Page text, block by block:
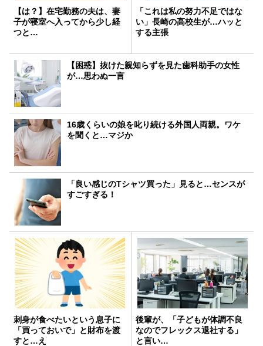
【は？】在宅勤務の夫は、妻
子が寝室へ入ってから少し経
つと…
「これは私の努力不足ではな
い」長崎の高校生が…ハッと
する主張
【困惑】抜けた親知らずを見た歯科助手の女性
が…思わぬ一言
16歳くらいの娘を叱り続ける外国人両親。ワケ
を聞くと…マジか
「良い感じのTシャツ買った」見ると…センスが
すごすぎる！
刺身が食べたいという息子に
「買っておいで」と財布を渡
すと…え
後輩が、「子どもが体調不良
なのでフレックス退社する」
と言い…